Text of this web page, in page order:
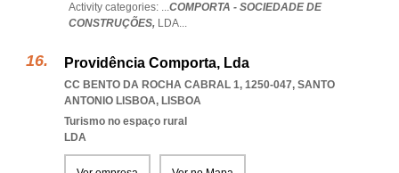
Activity categories: ...COMPORTA - SOCIEDADE DE
CONSTRUÇÕES, LDA...
Providência Comporta, Lda
CC BENTO DA ROCHA CABRAL 1, 1250-047, SANTO
ANTONIO LISBOA, LISBOA
Turismo no espaço rural
LDA